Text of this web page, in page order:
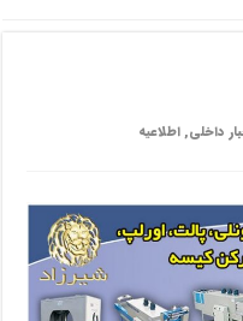
داخلی,اطلاعیه